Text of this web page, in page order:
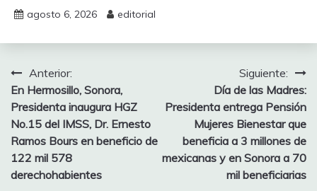
agosto 6, 2026 editorial
Navegación
de
entradas
Anterior:
En Hermosillo, Sonora,
Presidenta inaugura HGZ
No.15 del IMSS, Dr. Ernesto
Ramos Bours en beneficio de
122 mil 578
derechohabientes
Siguiente:
Día de las Madres:
Presidenta entrega Pensión
Mujeres Bienestar que
beneficia a 3 millones de
mexicanas y en Sonora a 70
mil beneficiarias